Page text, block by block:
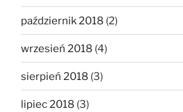
październik 2018 (2)
wrzesień 2018 (4)
sierpień 2018 (3)
lipiec 2018 (3)